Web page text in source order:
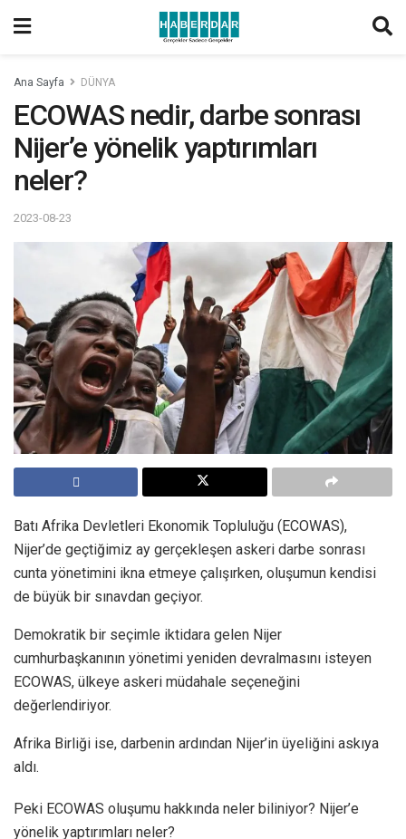
Ana Sayfa DÜNYA
ECOWAS nedir, darbe sonrası
Nijer’e yönelik yaptırımları
neler?
2023-08-23
Batı Afrika Devletleri Ekonomik Topluluğu (ECOWAS),
Nijer’de geçtiğimiz ay gerçekleşen askeri darbe sonrası
cunta yönetimini ikna etmeye çalışırken, oluşumun kendisi
de büyük bir sınavdan geçiyor.
Demokratik bir seçimle iktidara gelen Nijer
cumhurbaşkanının yönetimi yeniden devralmasını isteyen
ECOWAS, ülkeye askeri müdahale seçeneğini
değerlendiriyor.
Afrika Birliği ise, darbenin ardından Nijer’in üyeliğini askıya
aldı.
Peki ECOWAS oluşumu hakkında neler biliniyor? Nijer’e
yönelik yaptırımları neler?